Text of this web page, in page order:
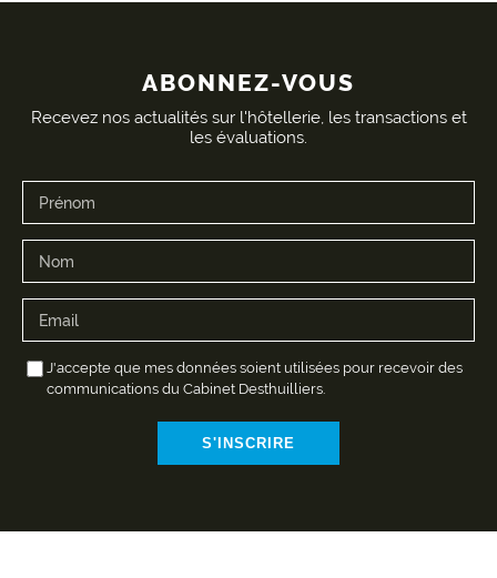
ABONNEZ-VOUS
Recevez nos actualités sur l'hôtellerie, les transactions et
les évaluations.
J'accepte que mes données soient utilisées pour recevoir des
communications du Cabinet Desthuilliers.
S'INSCRIRE